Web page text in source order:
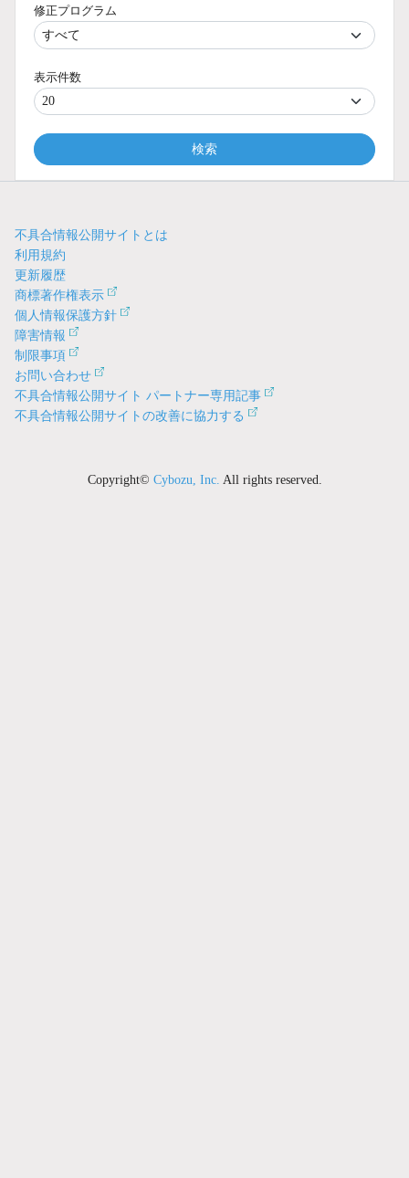
修正プログラム
表示件数
検索
不具合情報公開サイトとは
利用規約
更新履歴
商標著作権表示
個人情報保護方針
障害情報
制限事項
お問い合わせ
不具合情報公開サイト パートナー専用記事
不具合情報公開サイトの改善に協力する
Copyright© Cybozu, Inc. All rights reserved.